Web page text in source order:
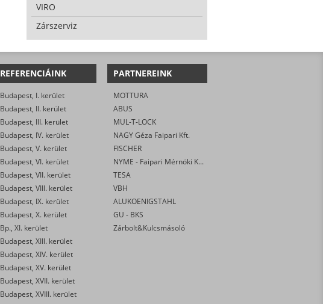
VIRO
Zárszerviz
REFERENCIÁINK
Budapest, I. kerület
Budapest, II. kerület
Budapest, III. kerület
Budapest, IV. kerület
Budapest, V. kerület
Budapest, VI. kerület
Budapest, VII. kerület
Budapest, VIII. kerület
Budapest, IX. kerület
Budapest, X. kerület
Bp., XI. kerület
Budapest, XIII. kerület
Budapest, XIV. kerület
Budapest, XV. kerület
Budapest, XVII. kerület
Budapest, XVIII. kerület
PARTNEREINK
MOTTURA
ABUS
MUL-T-LOCK
NAGY Géza Faipari Kft.
FISCHER
NYME - Faipari Mérnöki Kar
TESA
VBH
ALUKOENIGSTAHL
GU - BKS
Zárbolt&Kulcsmásoló